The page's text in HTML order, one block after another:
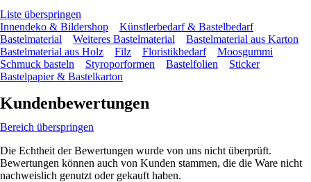
Liste überspringen
Innendeko & Bildershop
Künstlerbedarf & Bastelbedarf
Bastelmaterial
Weiteres Bastelmaterial
Bastelmaterial aus Karton
Bastelmaterial aus Holz
Filz Floristikbedarf
Moosgummi
Schmuck basteln
Styroporformen Bastelfolien
Sticker
Bastelpapier & Bastelkarton
Kundenbewertungen
Bereich überspringen
Die Echtheit der Bewertungen wurde von uns nicht überprüft.
Bewertungen können auch von Kunden stammen, die die Ware nicht
nachweislich genutzt oder gekauft haben.